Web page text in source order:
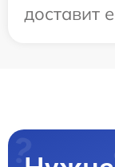
доставит